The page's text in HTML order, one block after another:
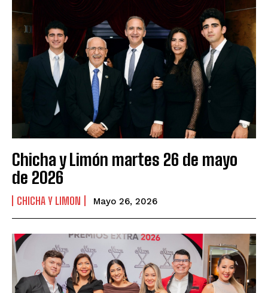
Chicha y Limón martes 26 de mayo
de 2026
CHICHA Y LIMON Mayo 26, 2026